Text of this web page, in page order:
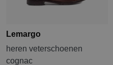
Lemargo
heren veterschoenen
cognac